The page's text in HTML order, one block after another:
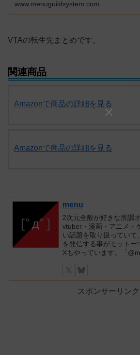
www.menuguildsystem.com
VTAの転生先まとめです。
関連商品
Amazonで商品の詳細を見る
Amazonで商品の詳細を見る
menu
2次元全般が好きな所謂オ
vtuber・漫画・アニメ・
い話題を取り扱っていて
を発信する事がモットー
Xもやっています。「
スポンサーリンク